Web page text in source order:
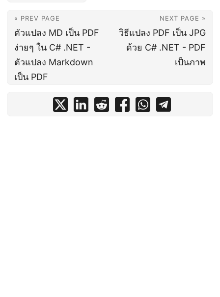
« PREV PAGE
ตัวแปลง MD เป็น PDF
ง่ายๆ ใน C# .NET -
ตัวแปลง Markdown
เป็น PDF
NEXT PAGE »
วิธีแปลง PDF เป็น JPG
ด้วย C# .NET - PDF
เป็นภาพ